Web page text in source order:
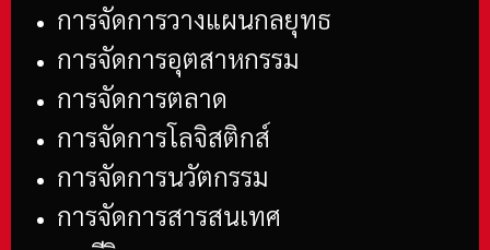
การจัดการวางแผนกลยุทธ
การจัดการอุตสาหกรรม
การจัดการตลาด
การจัดการโลจิสติกส์
การจัดการนวัตกรรม
การจัดการสารสนเทศ